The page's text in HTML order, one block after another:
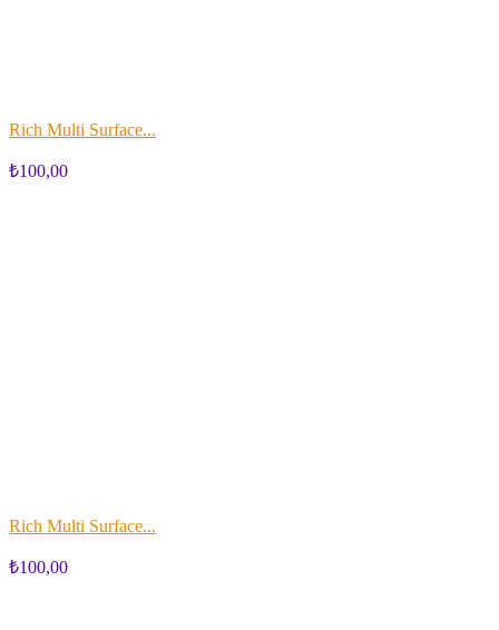
Rich Multi Surface...
₺100,00
Rich Multi Surface...
₺100,00